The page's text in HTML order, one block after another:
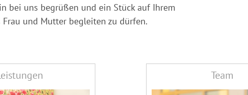
bei uns begrüßen und ein Stück auf Ihrem
Frau und Mutter begleiten zu dürfen.
Team